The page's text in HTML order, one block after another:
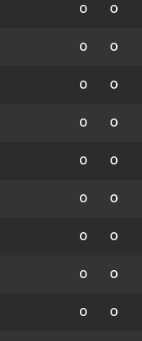
0 0
0 0
0 0
0 0
0 0
0 0
0 0
0 0
0 0